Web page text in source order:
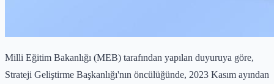
Milli Eğitim Bakanlığı (MEB) tarafından yapılan duyuruya göre,
Strateji Geliştirme Başkanlığı'nın öncülüğünde, 2023 Kasım ayından